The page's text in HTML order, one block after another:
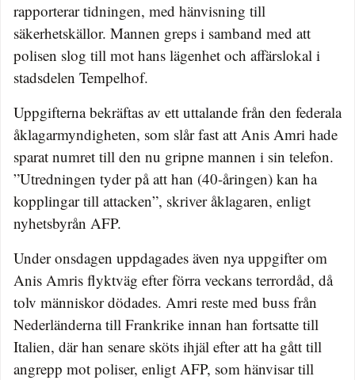
rapporterar tidningen, med hänvisning till
säkerhetskällor. Mannen greps i samband med att
polisen slog till mot hans lägenhet och affärslokal i
stadsdelen Tempelhof.
Uppgifterna bekräftas av ett uttalande från den federala
åklagarmyndigheten, som slår fast att Anis Amri hade
sparat numret till den nu gripne mannen i sin telefon.
”Utredningen tyder på att han (40-åringen) kan ha
kopplingar till attacken”, skriver åklagaren, enligt
nyhetsbyrån AFP.
Under onsdagen uppdagades även nya uppgifter om
Anis Amris flyktväg efter förra veckans terrordåd, då
tolv människor dödades. Amri reste med buss från
Nederländerna till Frankrike innan han fortsatte till
Italien, där han senare sköts ihjäl efter att ha gått till
angrepp mot poliser, enligt AFP, som hänvisar till